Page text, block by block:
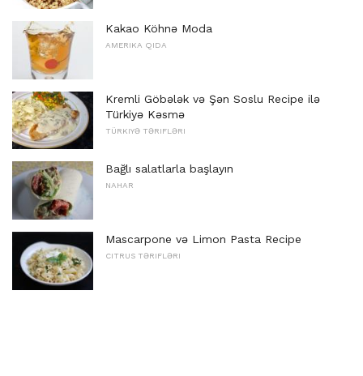
Kakao Köhnə Moda
AMERIKA QIDA
Kremli Göbələk və Şən Soslu Recipe ilə
Türkiyə Kəsmə
TÜRKIYƏ TƏRIFLƏRI
Bağlı salatlarla başlayın
NAHAR
Mascarpone və Limon Pasta Recipe
CITRUS TƏRIFLƏRI